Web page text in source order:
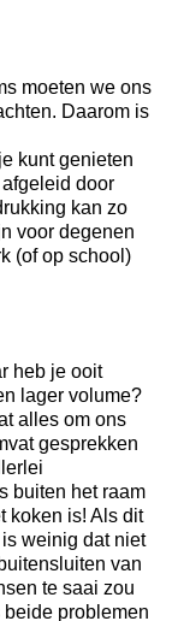
moeten we ons
Daarom is
kunt genieten
door
kan zo
voor degenen
(of op school)
heb je ooit
lager volume?
alles om ons
gesprekken
buiten het raam
koken is! Als dit
weinig dat niet
van
te saai zou
problemen